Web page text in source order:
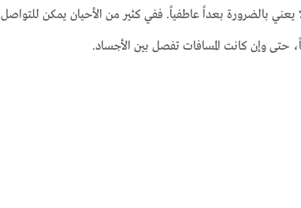
يعني بالضرورة بعداً عاطفياً. ففي كثير من الأحيان يمكن للتواصل
حتى وإن كانت المسافات تفصل بين الأجساد.